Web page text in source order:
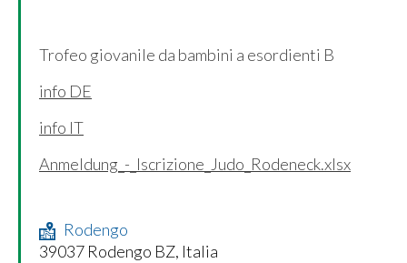
Trofeo giovanile da bambini a esordienti B
info DE
info IT
Anmeldung_-_Iscrizione_Judo_Rodeneck.xlsx
Rodengo
39037 Rodengo BZ, Italia